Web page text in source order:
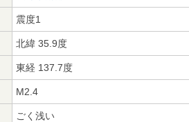
震度1
北緯 35.9度
東経 137.7度
M2.4
ごく浅い